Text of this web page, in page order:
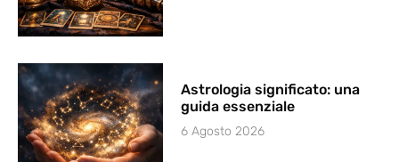
Astrologia significato: una
guida essenziale
6 Agosto 2026